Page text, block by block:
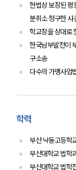
헌법상 보장된 평
분취소 청구한 사
학교장을 상대로
한국남부발전이
구소송
다수의 가맹사업
학력
부산 낙동고등학
부산대학교 법학
부산대학교 법학